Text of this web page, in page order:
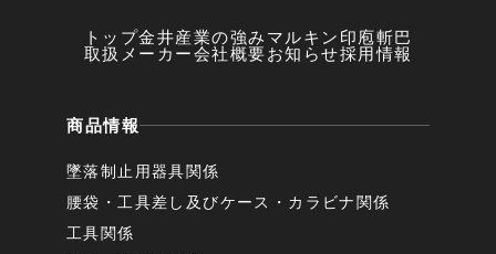
トップ金井産業の強み マルキン印 庖斬巴
取扱メーカー会社概要お知らせ採用情報
商品情報
墜落制止用器具関係
腰袋・工具差し及びケース・カラビナ関係
工具関係